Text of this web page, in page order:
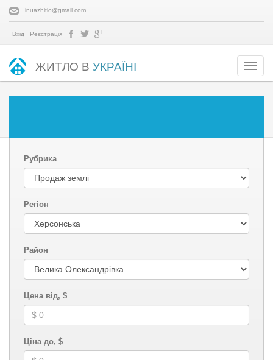
inuazhitlo@gmail.com
Вхід Реєстрація
ЖИТЛО В УКРАЇНІ
Рубрика
Регіон
Район
Цена від, $
Ціна до, $